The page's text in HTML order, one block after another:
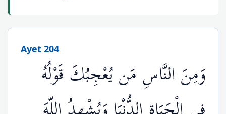
Ayet 204
وَمِنَ النَّاسِ مَن يُعْجِبُكَ قَوْلُهُ